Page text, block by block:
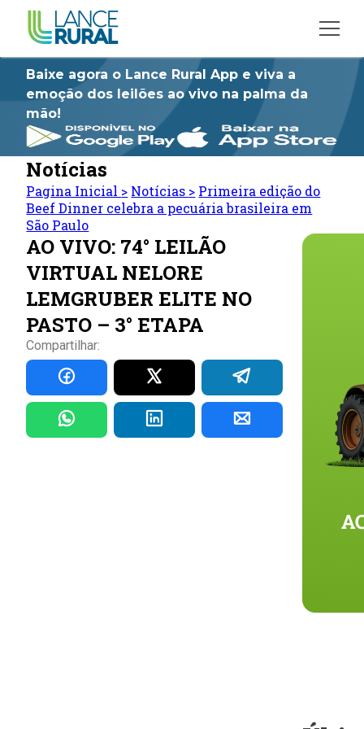
Baixe agora o Lance Rural App e viva a
emoção dos leilões ao vivo na palma da
mão!
Notícias
Pagina Inicial > Notícias > Primeira edição do
Beef Dinner celebra a pecuária brasileira em
São Paulo
AO VIVO: 74° LEILÃO
VIRTUAL NELORE
LEMGRUBER ELITE NO
PASTO – 3° ETAPA
Compartilhar: